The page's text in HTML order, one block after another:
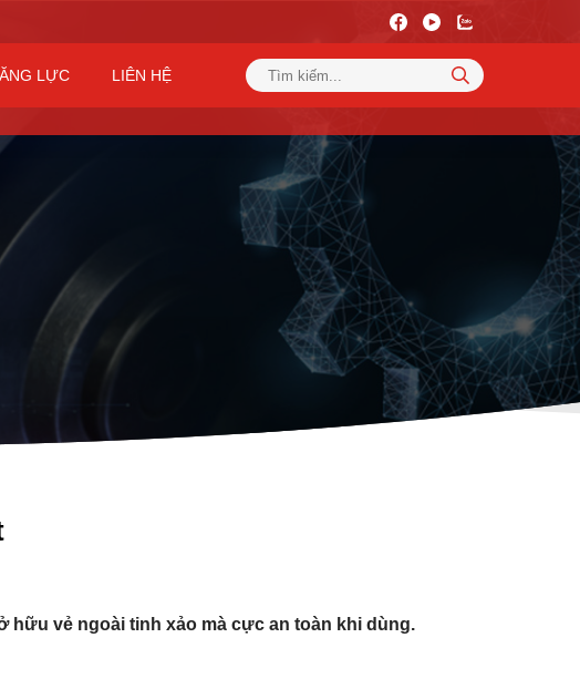
LỰC LIÊN HỆ
vẻ ngoài tinh xảo mà cực an toàn khi dùng.